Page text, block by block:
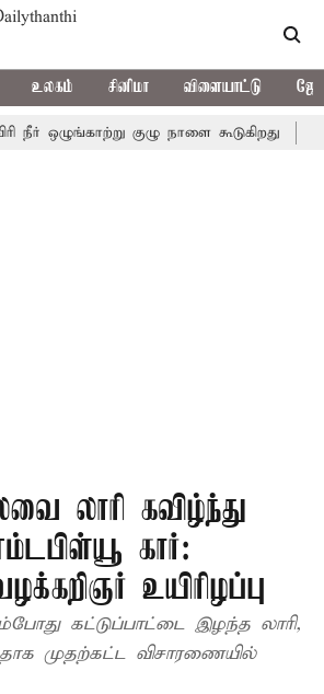
உலகம் சினிமா விளையாட்டு
குழு நாளை கூடுகிறது ஒரு
லாரி கவிழ்ந்து
கார்:
உயிரிழப்பு
கட்டுப்பாட்டை இழந்த லாரி,
முதற்கட்ட விசாரணையில்